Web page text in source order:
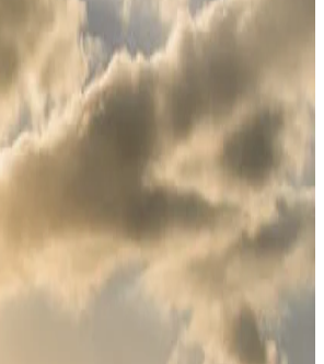
من خلال التسجيل، فإنك توافق على الامتثال لـ
الإقامة والتجربة
الغرف والأجنحة
تناول الطعام
العافية
الفعاليات